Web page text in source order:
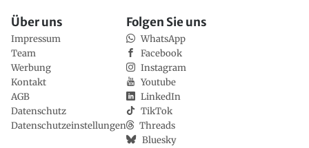
Über uns
Impressum
Team
Werbung
Kontakt
AGB
Datenschutz
Datenschutzeinstellungen
Folgen Sie uns
WhatsApp
Facebook
Instagram
Youtube
LinkedIn
TikTok
Threads
Bluesky